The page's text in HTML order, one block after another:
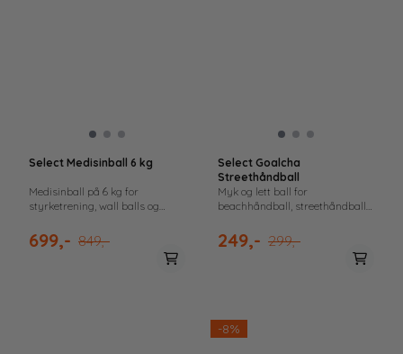
Select Medisinball 6 kg
Medisinball på 6 kg for
styrketrening, wall balls og
699,- 849,-
Select Goalcha
Streethåndball
Myk og lett ball for
beachhåndball, streethåndball
enkel å bruke både ute og inne.
249,- 299,-
-8%